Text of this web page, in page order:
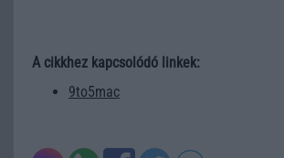
A cikkhez kapcsolódó linkek:
9to5mac